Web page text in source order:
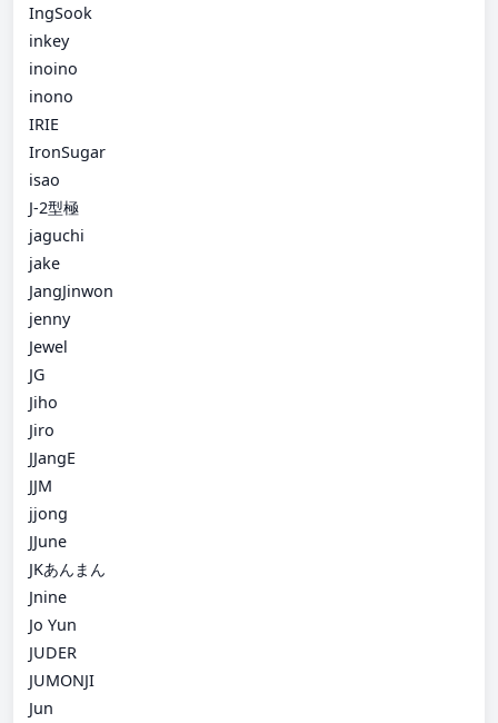
IngSook
inkey
inoino
inono
IRIE
IronSugar
isao
J-2型極
jaguchi
jake
JangJinwon
jenny
Jewel
JG
Jiho
Jiro
JJangE
JJM
jjong
JJune
JKあんまん
Jnine
Jo Yun
JUDER
JUMONJI
Jun